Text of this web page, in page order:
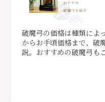
破魔弓の価格は種類によ
からお手頃価格まで、破
説。おすすめの破魔弓も